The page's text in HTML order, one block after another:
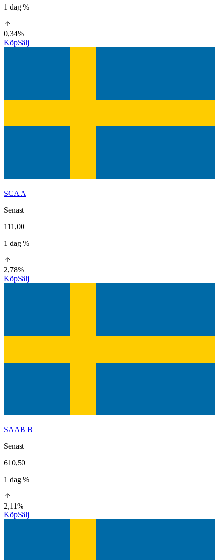
1 dag %
0,34%
KöpSälj
SCA A
Senast
111,00
1 dag %
2,78%
KöpSälj
SAAB B
Senast
610,50
1 dag %
2,11%
KöpSälj